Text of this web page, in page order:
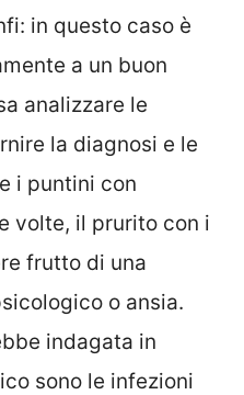
in questo caso è
a un buon
analizzare le
la diagnosi e le
i puntini con
volte, il prurito con i
frutto di una
o ansia.
indagata in
sono le infezioni